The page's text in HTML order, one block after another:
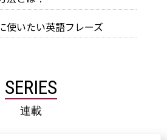
使いたい英語フレーズ
SERIES
連載